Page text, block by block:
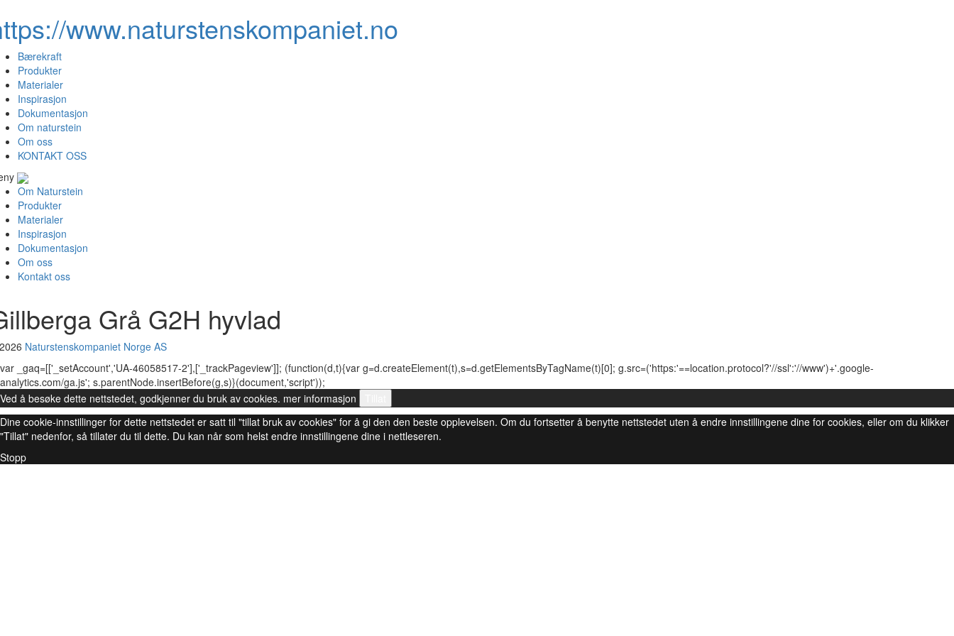
www.naturstenskompaniet.no
Bærekraft
Produkter
Materialer
Inspirasjon
Dokumentasjon
Om naturstein
Om oss
KONTAKT OSS
Om Naturstein
Produkter
Materialer
Inspirasjon
Dokumentasjon
Om oss
Kontakt oss
Grå G2H hyvlad
Naturstenskompaniet Norge AS
var _gaq=[['_setAccount','UA-46058517-2'],['_trackPageview']]; (function(d,t){var g=d.createElement(t),s=d.getElementsByTagName(t)[0]; g.src=('https:'==location.protocol?'//ssl':'//www')+'.google-
analytics.com/ga.js'; s.parentNode.insertBefore(g,s)}(document,'script'));
Ved å besøke dette nettstedet, godkjenner du bruk av cookies. mer informasjon
Dine cookie-innstillinger for dette nettstedet er satt til "tillat bruk av cookies" for å gi den den beste opplevelsen. Om du fortsetter å benytte nettstedet uten å endre innstillingene dine for cookies, eller om du klikker
"Tillat" nedenfor, så tillater du til dette. Du kan når som helst endre innstillingene dine i nettleseren.
Stopp